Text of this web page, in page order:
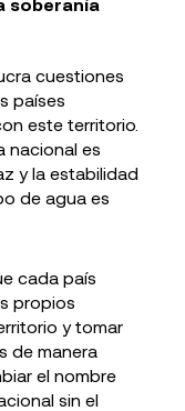
cuestiones
países
este territorio.
nacional es
y la estabilidad
de agua es
cada país
propios
y tomar
de manera
el nombre
sin el